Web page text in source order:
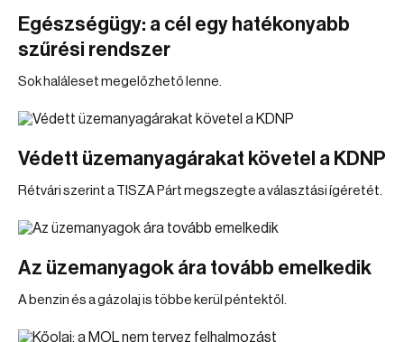
Egészségügy: a cél egy hatékonyabb
szűrési rendszer
Sok haláleset megelőzhető lenne.
Védett üzemanyagárakat követel a KDNP
Rétvári szerint a TISZA Párt megszegte a választási ígéretét.
Az üzemanyagok ára tovább emelkedik
A benzin és a gázolaj is többe kerül péntektől.